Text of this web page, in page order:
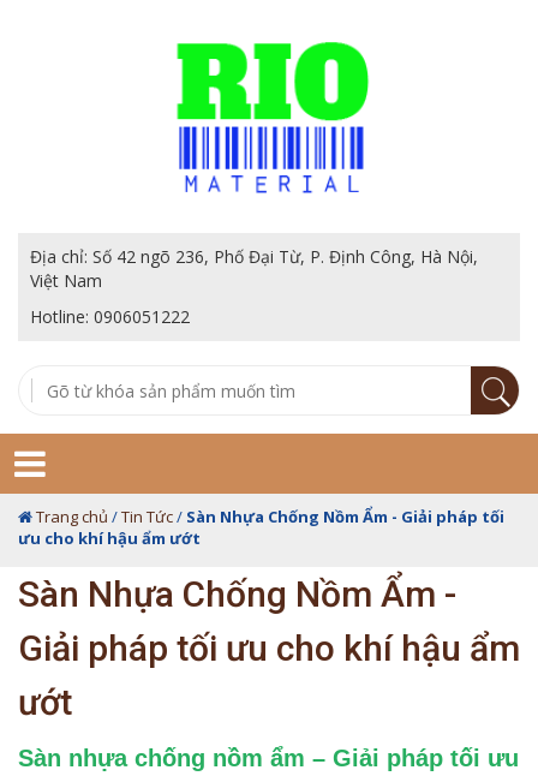
Địa chỉ: Số 42 ngõ 236, Phố Đại Từ, P. Định Công, Hà Nội,
Việt Nam
Hotline: 0906051222
Trang chủ /Tin Tức/ Sàn Nhựa Chống Nồm Ẩm - Giải pháp tối
ưu cho khí hậu ẩm ướt
Sàn Nhựa Chống Nồm Ẩm -
Giải pháp tối ưu cho khí hậu ẩm
ướt
Sàn nhựa chống nồm ẩm – Giải pháp tối ưu